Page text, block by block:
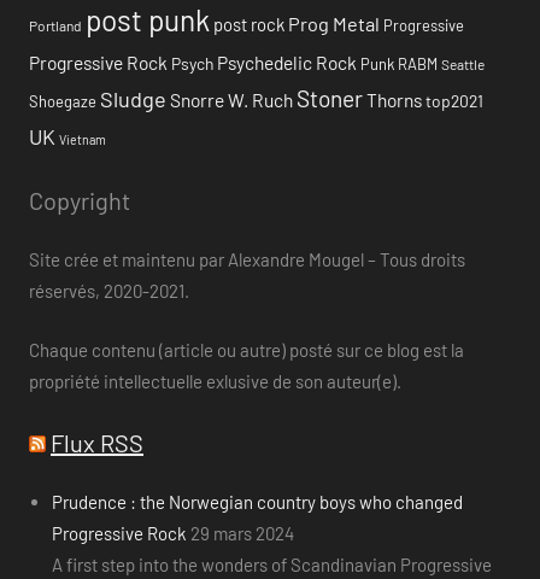
Portland post punk post rock Prog Metal Progressive
Progressive Rock Psych Psychedelic Rock Punk RABM Seattle
Shoegaze Sludge Snorre W. Ruch StonerThornstop2021
UK Vietnam
Copyright
Site crée et maintenu par Alexandre Mougel – Tous droits
réservés, 2020-2021.
Chaque contenu (article ou autre) posté sur ce blog est la
propriété intellectuelle exlusive de son auteur(e).
Flux RSS
Prudence : the Norwegian country boys who changed
Progressive Rock 29 mars 2024
A first step into the wonders of Scandinavian Progressive